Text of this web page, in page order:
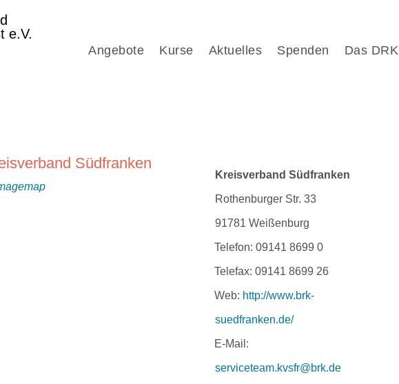
Angebote Kurse Aktuelles Spenden Das DRK
e.V.
Südfranken
Kreisverband Südfranken
Rothenburger Str. 33
91781 Weißenburg
Telefon: 09141 8699 0
Telefax: 09141 8699 26
Web: http://www.brk-
suedfranken.de/
E-Mail:
serviceteam.kvsfr@brk.de